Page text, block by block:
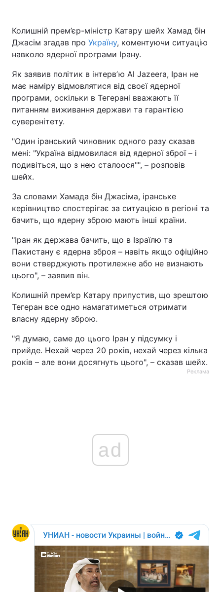
Колишній прем’єр-міністр Катару шейх Хамад бін
Джасім згадав про Україну, коментуючи ситуацію
навколо ядерної програми Ірану.
Як заявив політик в інтервʼю Al Jazeera, Іран не
має наміру відмовлятися від своєї ядерної
програми, оскільки в Тегерані вважають її
питанням виживання держави та гарантією
суверенітету.
"Один іранський чиновник одного разу сказав
мені: "Україна відмовилася від ядерної зброї – і
подивіться, що з нею сталоося"", – розповів
шейх.
За словами Хамада бін Джасіма, іранське
керівництво спостерігає за ситуацією в регіоні та
бачить, що ядерну зброю мають інші країни.
"Іран як держава бачить, що в Ізраїлю та
Пакистану є ядерна зброя – навіть якщо офіційно
вони стверджують протилежне або не визнають
цього", – заявив він.
Колишній прем’єр Катару припустив, що зрештою
Тегеран все одно намагатиметься отримати
власну ядерну зброю.
"Я думаю, саме до цього Іран у підсумку і
прийде. Нехай через 20 років, нехай через кілька
років – але вони досягнуть цього", – сказав шейх.
Реклама
ad